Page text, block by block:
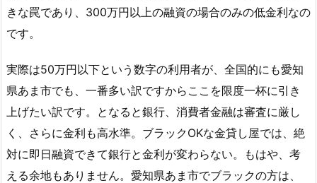
きな罠であり、300万円以上の融資の場合のみの低金利なの
です。
実際は50万円以下という数字の利用者が、全国的にも愛知
県あま市でも、一番多い訳ですからここを限度一杯に引き
上げたい訳です。となると銀行、消費者金融は審査に厳し
く、さらに金利も高水準。ブラックOKな金貸し屋では、絶
対に即日融資できて銀行と金利が変わらない。もはや、考
える余地もありません。愛知県あま市でブラックの方は、